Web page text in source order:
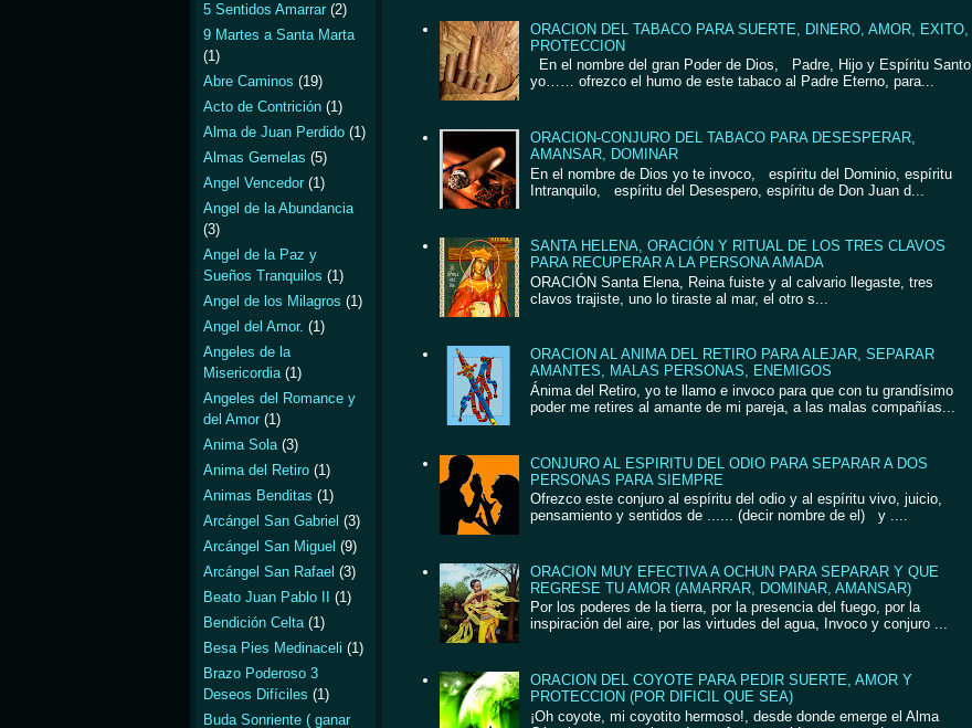
ORACION DEL TABACO PARA SUERTE, DINERO, AMOR, EXITO,
PROTECCION
En el nombre del gran Poder de Dios, Padre, Hijo y Espíritu Santo
yo…… ofrezco el humo de este tabaco al Padre Eterno, para...
ORACION-CONJURO DEL TABACO PARA DESESPERAR,
AMANSAR, DOMINAR
En el nombre de Dios yo te invoco, espíritu del Dominio, espíritu
Intranquilo, espíritu del Desespero, espíritu de Don Juan d...
SANTA HELENA, ORACIÓN Y RITUAL DE LOS TRES CLAVOS
PARA RECUPERAR A LA PERSONA AMADA
ORACIÓN Santa Elena, Reina fuiste y al calvario llegaste, tres
clavos trajiste, uno lo tiraste al mar, el otro s...
ORACION AL ANIMA DEL RETIRO PARA ALEJAR, SEPARAR
AMANTES, MALAS PERSONAS, ENEMIGOS
Ánima del Retiro, yo te llamo e invoco para que con tu grandísimo
poder me retires al amante de mi pareja, a las malas compañías...
CONJURO AL ESPIRITU DEL ODIO PARA SEPARAR A DOS
PERSONAS PARA SIEMPRE
Ofrezco este conjuro al espíritu del odio y al espíritu vivo, juicio,
pensamiento y sentidos de ...... (decir nombre de el) y ....
ORACION MUY EFECTIVA A OCHUN PARA SEPARAR Y QUE
REGRESE TU AMOR (AMARRAR, DOMINAR, AMANSAR)
Por los poderes de la tierra, por la presencia del fuego, por la
inspiración del aire, por las virtudes del agua, Invoco y conjuro ...
ORACION DEL COYOTE PARA PEDIR SUERTE, AMOR Y
PROTECCION (POR DIFICIL QUE SEA)
¡Oh coyote, mi coyotito hermoso!, desde donde emerge el Alma
5 Sentidos Amarrar (2)
9 Martes a Santa Marta
(1)
Abre Caminos (19)
Acto de Contrición (1)
Alma de Juan Perdido (1)
Almas Gemelas (5)
Angel Vencedor (1)
Angel de la Abundancia
(3)
Angel de la Paz y
Sueños Tranquilos (1)
Angel de los Milagros (1)
Angel del Amor. (1)
Angeles de la
Misericordia (1)
Angeles del Romance y
del Amor (1)
Anima Sola (3)
Anima del Retiro (1)
Animas Benditas (1)
Arcángel San Gabriel (3)
Arcángel San Miguel (9)
Arcángel San Rafael (3)
Beato Juan Pablo II
(1)
Bendición Celta (1)
Besa Pies Medinaceli (1)
Brazo Poderoso 3
Deseos Difíciles (1)
Buda Sonriente ( ganar